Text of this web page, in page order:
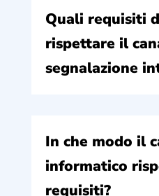
Quali requisiti
rispettare il
segnalazione
In che modo il
informatico
requisiti?